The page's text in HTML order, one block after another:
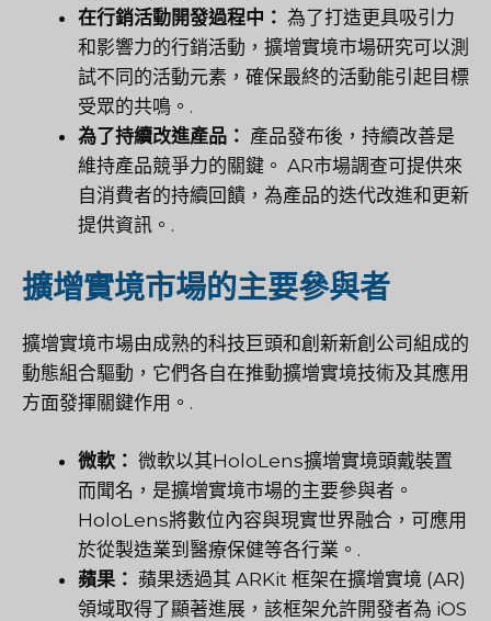
在行銷活動開發過程中： 為了打造更具吸引力
和影響力的行銷活動，擴增實境市場研究可以測
試不同的活動元素，確保最終的活動能引起目標
受眾的共鳴。.
為了持續改進產品： 產品發布後，持續改善是
維持產品競爭力的關鍵。 AR市場調查可提供來
自消費者的持續回饋，為產品的迭代改進和更新
提供資訊。.
擴增實境市場的主要參與者
擴增實境市場由成熟的科技巨頭和創新新創公司組成的
動態組合驅動，它們各自在推動擴增實境技術及其應用
方面發揮關鍵作用。.
微軟： 微軟以其HoloLens擴增實境頭戴裝置
而聞名，是擴增實境市場的主要參與者。
HoloLens將數位內容與現實世界融合，可應用
於從製造業到醫療保健等各行業。.
蘋果： 蘋果透過其 ARKit 框架在擴增實境 (AR)
領域取得了顯著進展，該框架允許開發者為 iOS